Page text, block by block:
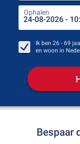
Ophalen
Ik ben 26 - 69
en woon in
Bespaar